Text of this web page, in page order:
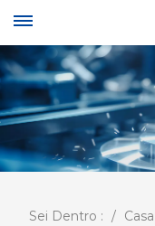
Sei Dentro : / Casa